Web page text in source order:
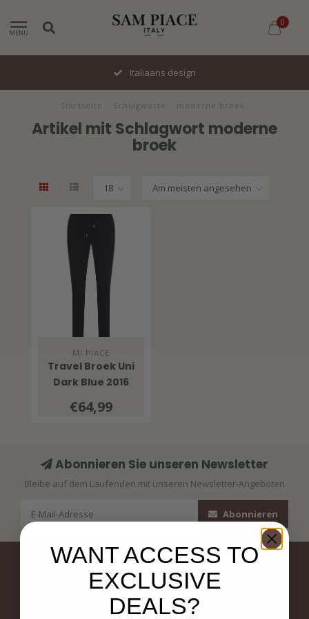
MENU
0
Italiaans design
Startseite Schlagworte moderne broek
Artikel mit Schlagwort moderne
broek
MI PIACE
Travel Broek Uni
Dark Blue 2016
€64,99
Abonnieren Sie unseren Newsletter
Bleibe auf dem Laufenden mit unseren Newsletter-Angeboten
Abonnieren
WANT ACCESS TO
EXCLUSIVE
DEALS?